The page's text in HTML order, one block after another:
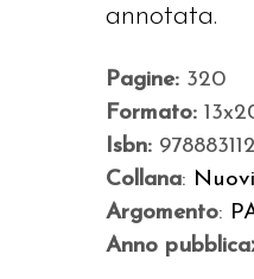
annotata.
Pagine: 320
Formato:
Isbn:
Collana:
Argomento:
Anno